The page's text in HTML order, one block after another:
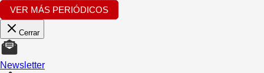
VER MÁS PERIÓDICOS
Cerrar
Newsletter